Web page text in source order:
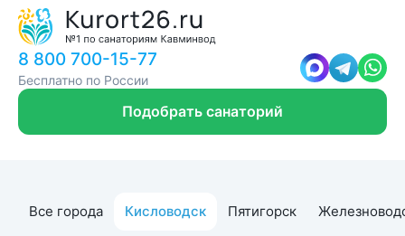
8 800 700-15-77
Бесплатно по России
Подобрать санаторий
Все города Кисловодск Пятигорск